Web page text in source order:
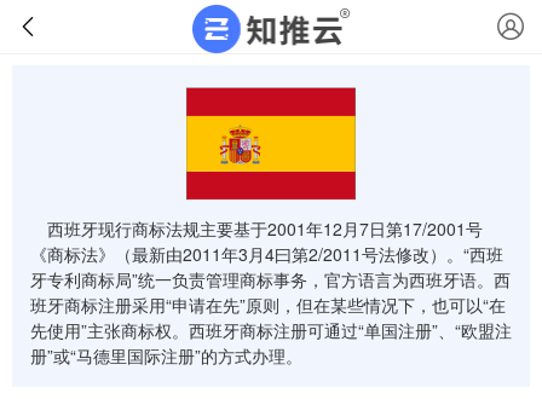
西班牙现行商标法规主要基于2001年12月7日第17/2001号
《商标法》（最新由2011年3月4曰第2/2011号法修改）。“西班
牙专利商标局”统一负责管理商标事务，官方语言为西班牙语。西
班牙商标注册采用“申请在先”原则，但在某些情况下，也可以“在
先使用”主张商标权。西班牙商标注册可通过“单国注册”、“欧盟注
册”或“马德里国际注册”的方式办理。